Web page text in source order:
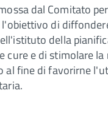
dal Comitato
l'obiettivo di
della
cure e di stimolare
al fine di favorirne